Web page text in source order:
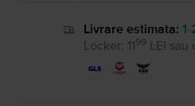
Livrare estimata:
Locker: 1199 LEI sau